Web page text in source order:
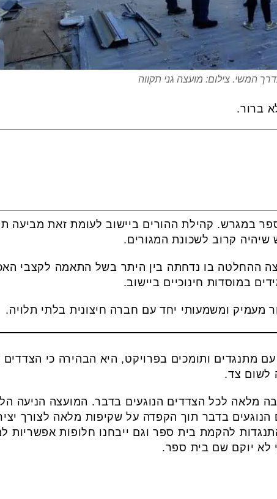
המשי. צילום: מועצה גני תקווה
ברור.
במגרש. קהילת ההורים ביישוב לעומת זאת מביעה
קרוב לשכונת המגורים.
ההחלטה בו נדחתה בין היתר בשל התאמה לקצבי
במוסדות חינוכיים ביישוב.
מעמיק ומשמעותי יחד עם חברה חיצונית בלתי תלויה.
מתנגדים ותומכים בפרויקט, היא הבהירה כי הצדדים
לשום צד.
מלאה לכל הצדדים הנוגעים בדבר. המועצה הניעה
הנוגעים בדבר תוך הקפדה על שקיפות מלאה לצורך
להקמת בית ספר וגם ייבחנו חלופות אפשריות
לא יוקם שם בית ספר.